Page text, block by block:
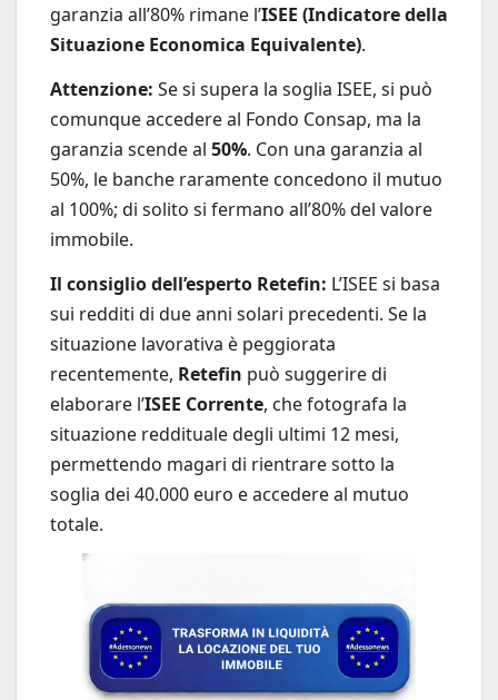
garanzia all’80% rimane l’ISEE (Indicatore della
Situazione Economica Equivalente).
Attenzione: Se si supera la soglia ISEE, si può
comunque accedere al Fondo Consap, ma la
garanzia scende al 50%. Con una garanzia al
50%, le banche raramente concedono il mutuo
al 100%; di solito si fermano all’80% del valore
immobile.
Il consiglio dell’esperto Retefin: L’ISEE si basa
sui redditi di due anni solari precedenti. Se la
situazione lavorativa è peggiorata
recentemente, Retefin può suggerire di
elaborare l’ISEE Corrente, che fotografa la
situazione reddituale degli ultimi 12 mesi,
permettendo magari di rientrare sotto la
soglia dei 40.000 euro e accedere al mutuo
totale.